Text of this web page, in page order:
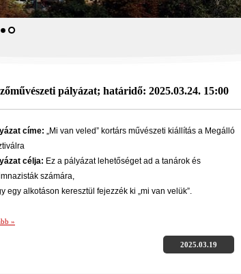
pályázat; határidő: 2025.03.24. 15:00
címe: „Mi van veled” kortárs művészeti kiállítás a Megálló
célja: Ez a pályázat lehetőséget ad a tanárok és
számára,
egy alkotáson keresztül fejezzék ki „mi van velük”.
»
2025.03.19